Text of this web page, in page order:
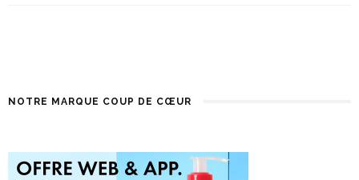
NOTRE MARQUE COUP DE CŒUR